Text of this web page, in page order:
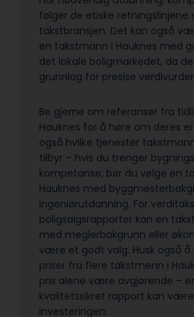
følger de etiske retningslinjene
takstbransjen. Det kan også
en takstmann i Hauknes med
det lokale boligmarkedet, da
grunnlag for presise
Be gjerne om referanser fra
Hauknes for å høre om deres
også hvilke tjenester
tilbyr – hvis du trenger
kompetanse, bør du velge en
Hauknes med
ingeniørutdanning. For
boligsalgsrapporter kan en
med meglerbakgrunn eller
være et godt valg. Husk også
priser fra flere takstmenn i
pris alene være avgjørende –
kvalitetssikret rapport kan
investeringen.